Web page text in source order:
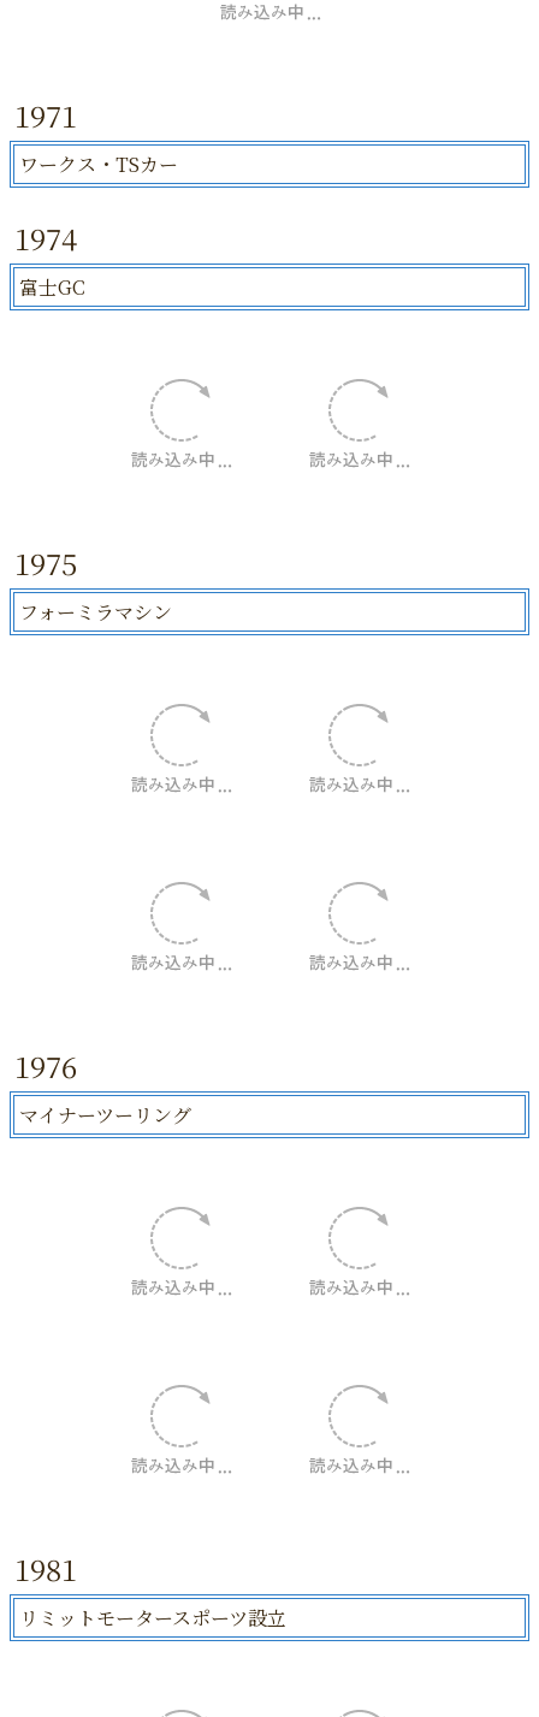
1971
ワークス・TSカー
1974
富士GC
1975
フォーミラマシン
1976
マイナーツーリング
1981
リミットモータースポーツ設立